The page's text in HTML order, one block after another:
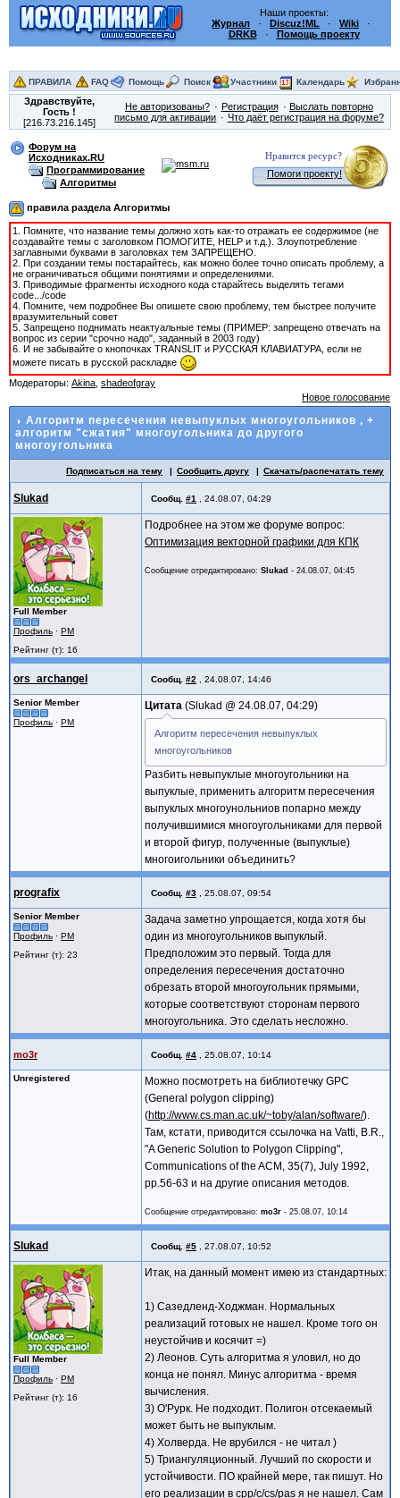
Наши проекты:
Журнал · Discuz!ML · Wiki ·
DRKB· Помощь проекту
ПРАВИЛА FAQ Помощь Поиск Участники Календарь
Здравствуйте,
Гость!
[216.73.216.145]
Не авторизованы? Регистрация
Выслать повторно
письмо для активации
Что даёт регистрация на форуме?
Форум на
Исходниках.RU
Программирование
Алгоритмы
Нравится ресурс?
Помоги проекту!
правила раздела Алгоритмы
1. Помните, что название темы должно хоть как-то отражать ее содержимое (не
создавайте темы с заголовком ПОМОГИТЕ, HELP и т.д.). Злоупотребление
заглавными буквами в заголовках тем ЗАПРЕЩЕНО.
2. При создании темы постарайтесь, как можно более точно описать проблему, а
не ограничиваться общими понятиями и определениями.
3. Приводимые фрагменты исходного кода старайтесь выделять тегами
code.../code
4. Помните, чем подробнее Вы опишете свою проблему, тем быстрее получите
вразумительный совет
5. Запрещено поднимать неактуальные темы (ПРИМЕР: запрещено отвечать на
вопрос из серии "срочно надо", заданный в 2003 году)
6. И не забывайте о кнопочках TRANSLIT и РУССКАЯ КЛАВИАТУРА, если не
можете писать в русской раскладке
Модераторы: Akina shadeofgray
Новое голосование
Алгоритм пересечения невыпуклых многоугольников , +
алгоритм "сжатия" многоугольника до другого
многоугольника
Подписаться на тему Сообщить другу Скачать/распечатать тему
Slukad Сообщ. #1 24.08.07, 04:29
Full Member
Профиль · PM
Рейтинг (т): 16
Подробнее на этом же форуме вопрос:
Оптимизация векторной графики для КПК
Сообщение отредактировано: Slukad - 24.08.07, 04:45
ors_archangel Сообщ. #2 24.08.07, 14:46
Senior Member
Профиль · PM
Цитата Slukad @ 24.08.07, 04:29
Алгоритм пересечения невыпуклых
многоугольников
Разбить невыпуклые многоугольники на
выпуклые, применить алгоритм пересечения
выпуклых многоунольниов попарно между
получившимися многоугольниками для первой
и второй фигур, полученные (выпуклые)
многоигольники объединить?
prografix Сообщ. #3 25.08.07, 09:54
Senior Member
Профиль · PM
Рейтинг (т): 23
Задача заметно упрощается, когда хотя бы
один из многоугольников выпуклый.
Предположим это первый. Тогда для
определения пересечения достаточно
обрезать второй многоугольник прямыми,
которые соответствуют сторонам первого
многоугольника. Это сделать несложно.
mo3r Сообщ. #4 25.08.07, 10:14
Unregistered
Можно посмотреть на библиотечку GPC
(General polygon clipping)
(http://www.cs.man.ac.uk/~toby/alan/software/).
Там, кстати, приводится ссылочка на Vatti, B.R.,
"A Generic Solution to Polygon Clipping",
Communications of the ACM, 35(7), July 1992,
pp.56-63 и на другие описания методов.
Сообщение отредактировано: mo3r - 25.08.07, 10:14
Slukad Сообщ. #5 27.08.07, 10:52
Full Member
Профиль · PM
Рейтинг (т): 16
Итак, на данный момент имею из стандартных:
1) Сазедленд-Ходжман. Нормальных
реализаций готовых не нашел. Кроме того он
неустойчив и косячит =)
2) Леонов. Суть алгоритма я уловил, но до
конца не понял. Минус алгоритма - время
вычисления.
3) О'Рурк. Не подходит. Полигон отсекаемый
может быть не выпуклым.
4) Холверда. Не врубился - не читал )
5) Триангуляционный. Лучший по скорости и
устойчивости. ПО крайней мере, так пишут. Но
его реализации в cpp/c/cs/pas я не нашел. Сам